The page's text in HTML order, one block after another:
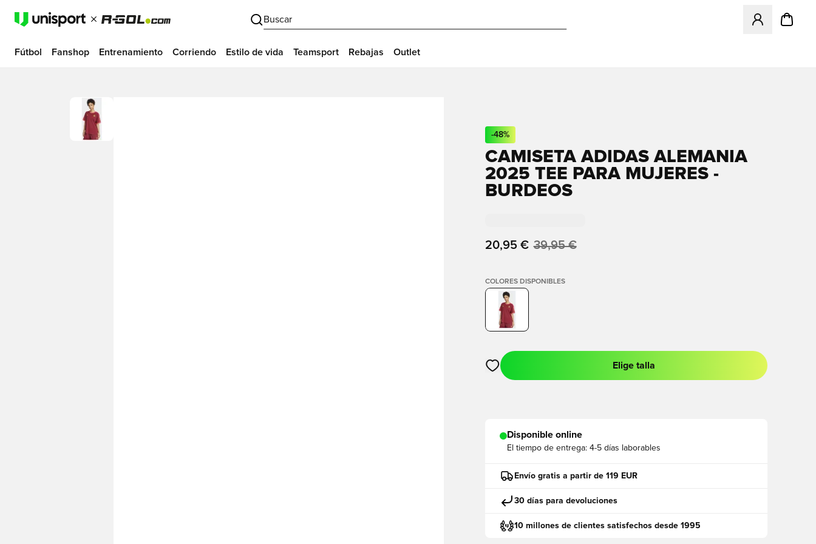
Buscar
Abre un modal
Fútbol Fanshop Entrenamiento Corriendo Estilo de vida Teamsport Rebajas Outlet
-48%
CAMISETA ADIDAS ALEMANIA
2025 TEE PARA MUJERES -
BURDEOS
20,95 € 39,95 €
COLORES DISPONIBLES
Abre un modal para iniciar sesión o registrarse como miembro
Elige talla
Disponible online
El tiempo de entrega: 4-5 días laborables
Envío gratis a partir de 119 EUR
30 días para devoluciones
10 millones de clientes satisfechos desde 1995